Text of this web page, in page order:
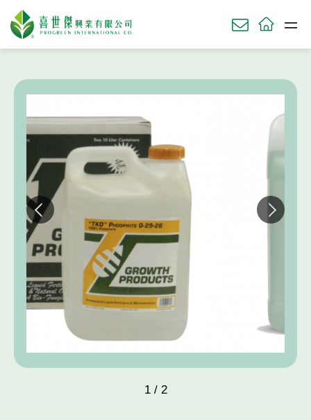
TURF
農業產品
園藝產品
肥料使用時機
pH值量表
1 / 2